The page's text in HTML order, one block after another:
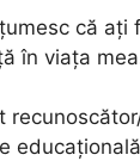
că
în viața